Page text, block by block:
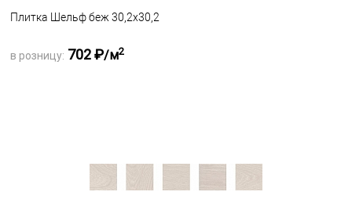
Плитка Шельф беж 30,2х30,2
в розницу: 702 ₽/м2